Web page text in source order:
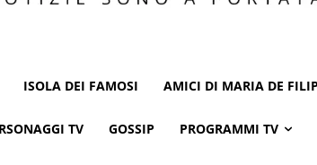
ISOLA DEI FAMOSI AMICI DI MARIA DE
TV GOSSIP PROGRAMMI TV